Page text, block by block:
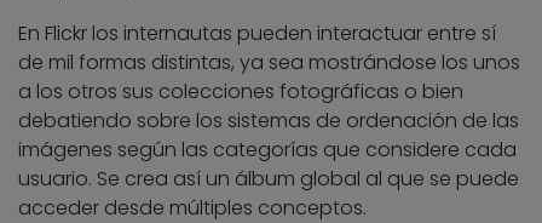
En Flickr los internautas pueden interactuar entre sí
de mil formas distintas, ya sea mostrándose los unos
a los otros sus colecciones fotográficas o bien
debatiendo sobre los sistemas de ordenación de las
imágenes según las categorías que considere cada
usuario. Se crea así un álbum global al que se puede
acceder desde múltiples conceptos.